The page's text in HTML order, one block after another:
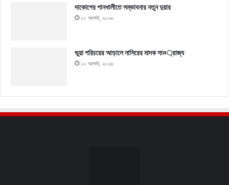
দাকোপের পানখালীতে সম্ভাবনার নতুন দুয়ার
১০ আগস্ট, ২০২৬
ভুয়া পরিচয়ের আড়ালে নাসিরের মাদক সা¤্রাজ্য
১০ আগস্ট, ২০২৬